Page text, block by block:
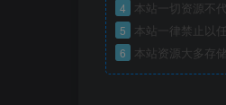
4 本站一切资源不
5 本站一律禁止以
6 本站资源大多存